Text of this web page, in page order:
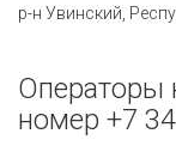
р-н Увинский,
Операторы
номер +7